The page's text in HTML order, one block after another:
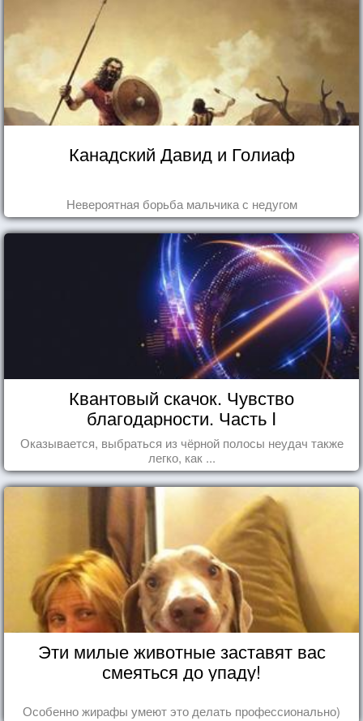
Канадский Давид и Голиаф
Невероятная борьба мальчика с недугом
Квантовый скачок. Чувство
благодарности. Часть I
Оказывается, выбраться из чёрной полосы неудач также
легко, как ...
Эти милые животные заставят вас
смеяться до упаду!
Особенно жирафы умеют это делать профессионально)